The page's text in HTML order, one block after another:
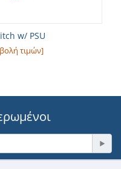
w/ PSU
τιμών]